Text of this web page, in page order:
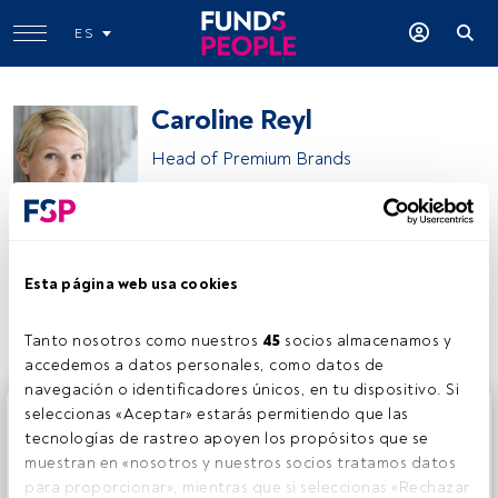
Esta página web usa cookies
Tanto nosotros como nuestros 45 socios almacenamos y
accedemos a datos personales, como datos de
navegación o identificadores únicos, en tu dispositivo. Si
seleccionas «Aceptar» estarás permitiendo que las
tecnologías de rastreo apoyen los propósitos que se
muestran en «nosotros y nuestros socios tratamos datos
para proporcionar», mientras que si seleccionas «Rechazar
ES
Caroline Reyl
Head of Premium Brands
Compartir:
Este es un artículo exclusivo para los usuarios registrados
de FundsPeople. Si ya estás registrado, accede desde el
botón Login. Si aún no tienes cuenta, te invitamos a
registrarte y disfrutar de todo el universo que ofrece